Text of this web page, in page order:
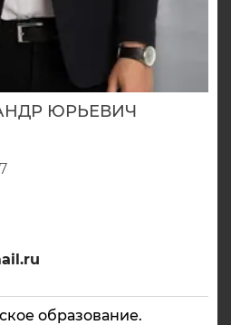
ЮРЬЕВИЧ
образование.